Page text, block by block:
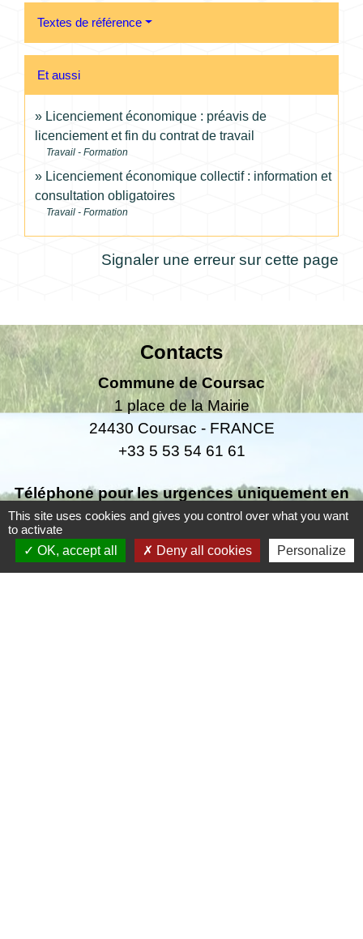
Textes de référence
Et aussi
Licenciement économique : préavis de
licenciement et fin du contrat de travail
Travail - Formation
Licenciement économique collectif : information et
consultation obligatoires
Travail - Formation
Signaler une erreur sur cette page
Contacts
Commune de Coursac
1 place de la Mairie
24430 Coursac - FRANCE
+33 5 53 54 61 61
Téléphone pour les urgences uniquement en
dehors des horaires d'ouverture de la mairie
06.25.42.48.37
This site uses cookies and gives you control over what you want
to activate
OK, accept all
Deny all cookies Personalize